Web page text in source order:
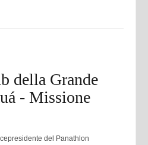
della Grande
- Missione
del Panathlon